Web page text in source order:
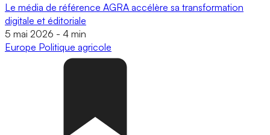
Le média de référence AGRA accélère sa transformation
digitale et éditoriale
5 mai 2026 - 4 min
Europe Politique agricole